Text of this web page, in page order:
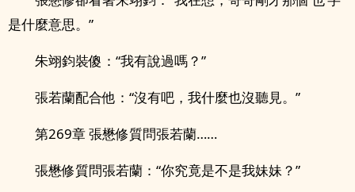
是什麼意思。”
朱翊鈞裝傻：“我有說過嗎？”
張若蘭配合他：“沒有吧，我什麼也沒聽見。”
第269章 張懋修質問張若蘭……
張懋修質問張若蘭：“你究竟是不是我妹妹？”